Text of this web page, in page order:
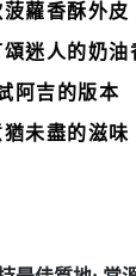
蘿香酥外皮
迷人的奶油
阿吉的版本
未盡的滋味